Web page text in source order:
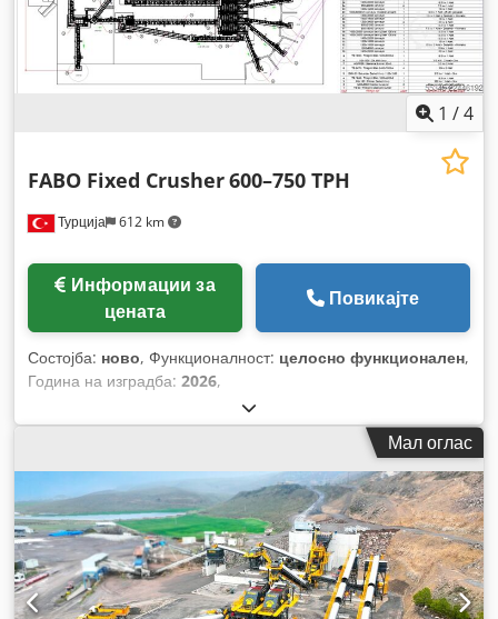
1 /4
Турција 612 km
FABO Fixed Crusher600–750 TPH
цената
Повикајте
Состојба: ново, Функционалност: целосно функционален,
Година на изградба: 2026,
Мал оглас